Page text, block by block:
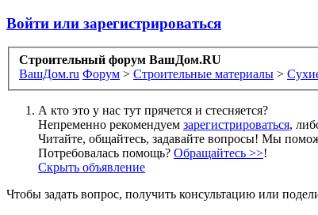
Войти или зарегистрироваться
Строительный форум ВашДом.RU
ВашДом.ru Форум > Строительные материалы >
А кто это у нас тут прячется и стесняется?
Непременно рекомендуем зарегистрироваться,
Читайте, общайтесь, задавайте вопросы! Мы
Потребовалась помощь? Обращайтесь >>!
Скрыть объявление
Чтобы задать вопрос, получить консультацию или